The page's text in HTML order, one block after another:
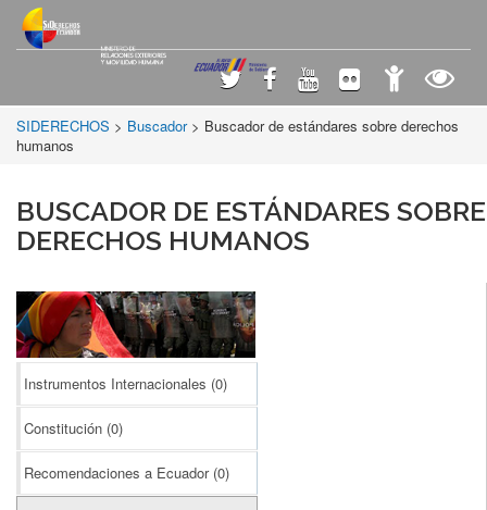
SIDERECHOS > Buscador > Buscador de estándares sobre derechos
humanos
BUSCADOR DE ESTÁNDARES SOBRE
DERECHOS HUMANOS
Instrumentos Internacionales (0)
Constitución (0)
Recomendaciones a Ecuador (0)